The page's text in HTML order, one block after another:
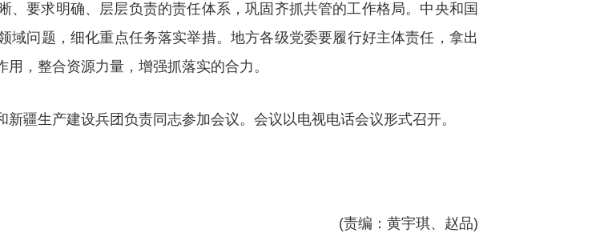
、要求明确、层层负责的责任体系，巩固齐抓共管的工作格局。中央和国
域问题，细化重点任务落实举措。地方各级党委要履行好主体责任，拿出
，整合资源力量，增强抓落实的合力。
疆生产建设兵团负责同志参加会议。会议以电视电话会议形式召开。
(责编：黄宇琪、赵品)